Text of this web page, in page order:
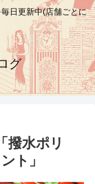
日更新中(店舗ごとに
グ
撥水ポリ
ト」